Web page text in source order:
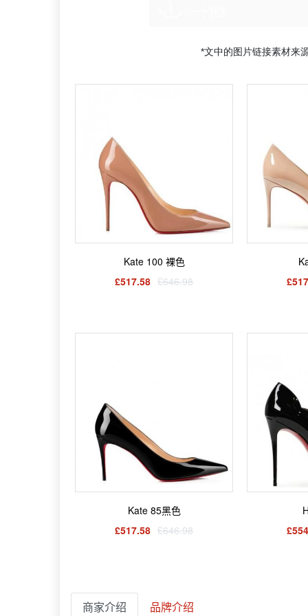
*文中的图片链接素材来
Kate 100 裸色
£517.58 £646.98
Kate 85黑色
£517.58 £646.98
商家介绍 品牌介绍